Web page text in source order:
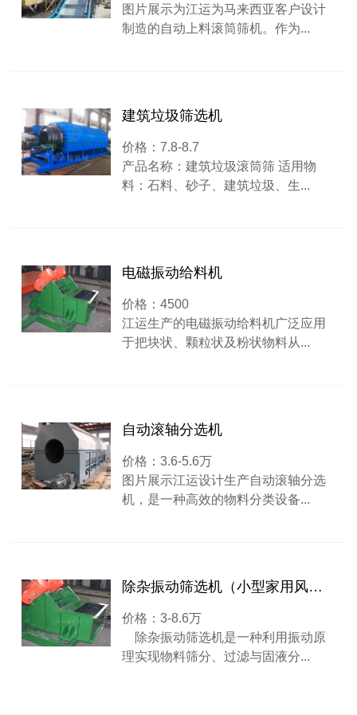
图片展示为江运为马来西亚客户设计
制造的自动上料滚筒筛机。作为...
建筑垃圾筛选机
价格：7.8-8.7
产品名称：建筑垃圾滚筒筛 适用物
料：石料、砂子、建筑垃圾、生...
电磁振动给料机
价格：4500
江运生产的电磁振动给料机广泛应用
于把块状、颗粒状及粉状物料从...
自动滚轴分选机
价格：3.6-5.6万
图片展示江运设计生产自动滚轴分选
机，是一种高效的物料分类设备...
除杂振动筛选机（小型家用风选机）
价格：3-8.6万
除杂振动筛选机是一种利用振动原
理实现物料筛分、过滤与固液分...